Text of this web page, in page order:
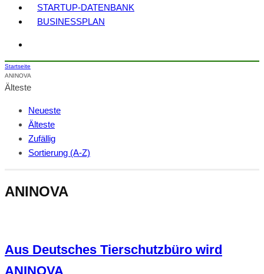
STARTUP-DATENBANK
BUSINESSPLAN
Startseite
ANINOVA
Älteste
Neueste
Älteste
Zufällig
Sortierung (A-Z)
ANINOVA
Aus Deutsches Tierschutzbüro wird
ANINOVA